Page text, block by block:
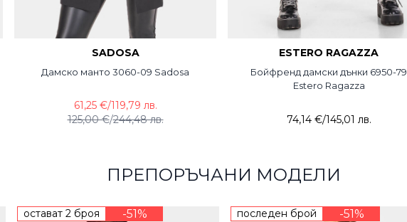
SADOSA
Дамско манто 3060-09 Sadosa
125,00 €/244,48 лв.
61,25 €/119,79 лв.
ESTERO RAGAZZA
Бойфренд дамски дънки 6950-79
Estero Ragazza
74,14 €/145,01 лв.
ПРЕПОРЪЧАНИ МОДЕЛИ
остават 2 броя -51% последен брой -51%